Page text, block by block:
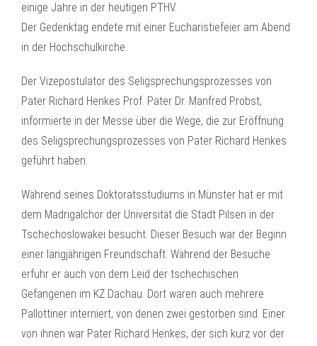
einige Jahre in der heutigen PTHV.
Der Gedenktag endete mit einer Eucharistiefeier am Abend
in der Hochschulkirche.
Der Vizepostulator des Seligsprechungsprozesses von
Pater Richard Henkes Prof. Pater Dr. Manfred Probst,
informierte in der Messe über die Wege, die zur Eröffnung
des Seligsprechungsprozesses von Pater Richard Henkes
geführt haben.
Während seines Doktoratsstudiums in Münster hat er mit
dem Madrigalchor der Universität die Stadt Pilsen in der
Tschechoslowakei besucht. Dieser Besuch war der Beginn
einer langjährigen Freundschaft. Während der Besuche
erfuhr er auch von dem Leid der tschechischen
Gefangenen im KZ Dachau. Dort waren auch mehrere
Pallottiner interniert, von denen zwei gestorben sind. Einer
von ihnen war Pater Richard Henkes, der sich kurz vor der